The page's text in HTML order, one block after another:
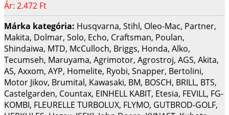
Ár: 2.472 Ft
Márka kategória: Husqvarna, Stihl, Oleo-Mac, Partner,
Makita, Dolmar, Solo, Echo, Craftsman, Poulan,
Shindaiwa, MTD, McCulloch, Briggs, Honda, Alko,
Tecumseh, Maruyama, Agrimotor, Agrostroj, AGS, Akita,
AS, Axxom, AYP, Homelite, Ryobi, Snapper, Bertolini,
Motor Jikov, Brumital, Kawasaki, BM, BOSCH, BRILL, BTS,
Castelgarden, Countax, EINHELL KABIT, Etesia, FEVILL, FG-
KOMBI, FLEURELLE TURBOLUX, FLYMO, GUTBROD-GOLF,